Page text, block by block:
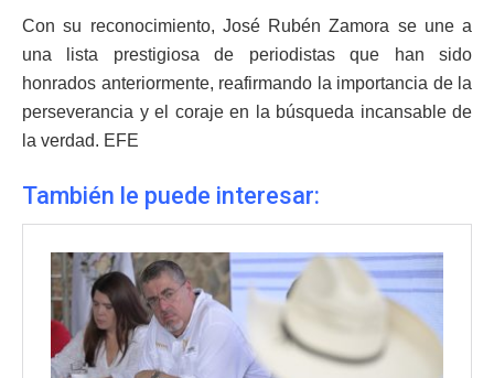
Con su reconocimiento, José Rubén Zamora se une a
una lista prestigiosa de periodistas que han sido
honrados anteriormente, reafirmando la importancia de la
perseverancia y el coraje en la búsqueda incansable de
la verdad. EFE
También le puede interesar: